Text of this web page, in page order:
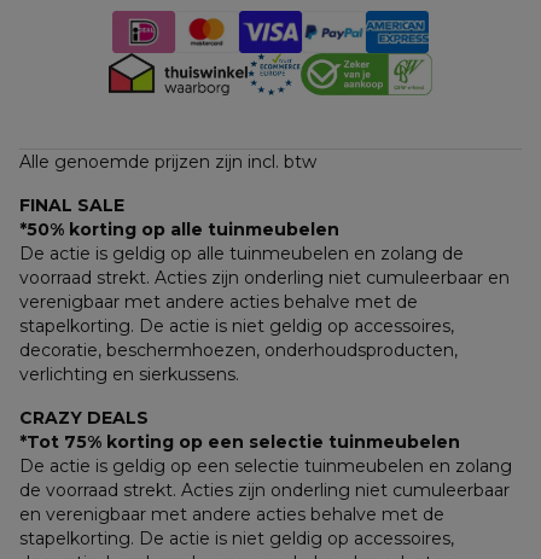
Alle genoemde prijzen zijn incl. btw
FINAL SALE
*50% korting op alle tuinmeubelen
De actie is geldig op alle tuinmeubelen en zolang de
voorraad strekt. Acties zijn onderling niet cumuleerbaar en
verenigbaar met andere acties behalve met de
stapelkorting. De actie is niet geldig op accessoires,
decoratie, beschermhoezen, onderhoudsproducten,
verlichting en sierkussens.
CRAZY DEALS
*Tot 75% korting op een selectie tuinmeubelen
De actie is geldig op een selectie tuinmeubelen en zolang
de voorraad strekt. Acties zijn onderling niet cumuleerbaar
en verenigbaar met andere acties behalve met de
stapelkorting. De actie is niet geldig op accessoires,